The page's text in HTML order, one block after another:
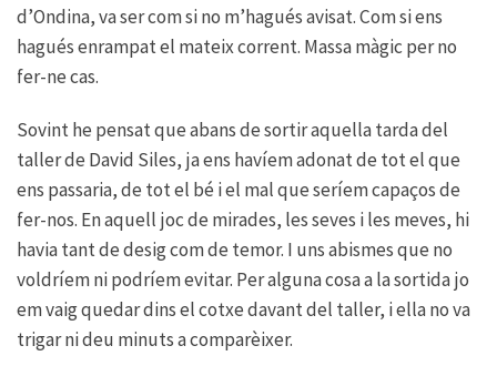
d’Ondina, va ser com si no m’hagués avisat. Com si ens
hagués enrampat el mateix corrent. Massa màgic per no
fer-ne cas.
Sovint he pensat que abans de sortir aquella tarda del
taller de David Siles, ja ens havíem adonat de tot el que
ens passaria, de tot el bé i el mal que seríem capaços de
fer-nos. En aquell joc de mirades, les seves i les meves, hi
havia tant de desig com de temor. I uns abismes que no
voldríem ni podríem evitar. Per alguna cosa a la sortida jo
em vaig quedar dins el cotxe davant del taller, i ella no va
trigar ni deu minuts a comparèixer.